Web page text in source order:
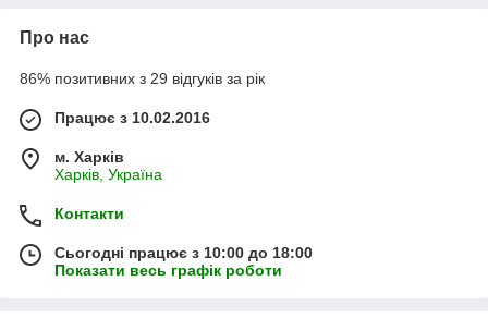
Про нас
86% позитивних з 29 відгуків за рік
Працює з 10.02.2016
м. Харків
Харків, Україна
Контакти
Сьогодні працює з 10:00 до 18:00
Показати весь графік роботи